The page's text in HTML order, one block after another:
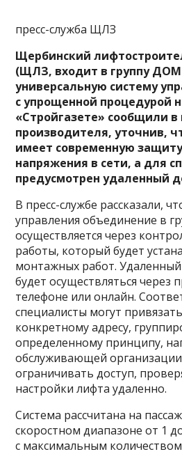
пресс-служба ЩЛЗ
Щербинский
(ЩЛЗ, входит в группу
универсальную систему
с упрощенной процедурой
«Стройгазете» сообщили в
производителя, уточнив,
имеет современную
напряжения в сети, а для
предусмотрен удаленный
В пресс-службе рассказали,
управления объединение в
осуществляется через
работы, который будет
монтажных работ. Удаленный
будет осуществляться через
телефоне или онлайн.
специалисты могут
конкретному адресу,
определенному принципу,
обслуживающей
ограничивать доступ,
настройки лифта удаленно.
Система рассчитана на
скоростном диапазоне от 1
с максимальным